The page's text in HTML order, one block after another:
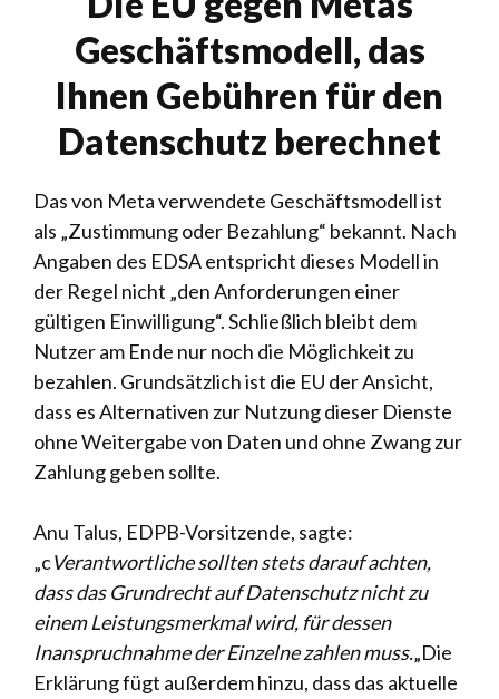
Geschäftsmodell, das
Ihnen Gebühren für den
Datenschutz berechnet
Das von Meta verwendete Geschäftsmodell ist
als „Zustimmung oder Bezahlung“ bekannt. Nach
Angaben des EDSA entspricht dieses Modell in
der Regel nicht „den Anforderungen einer
gültigen Einwilligung“. Schließlich bleibt dem
Nutzer am Ende nur noch die Möglichkeit zu
bezahlen. Grundsätzlich ist die EU der Ansicht,
dass es Alternativen zur Nutzung dieser Dienste
ohne Weitergabe von Daten und ohne Zwang zur
Zahlung geben sollte.
Anu Talus, EDPB-Vorsitzende, sagte:
„cVerantwortliche sollten stets darauf achten,
dass das Grundrecht auf Datenschutz nicht zu
einem Leistungsmerkmal wird, für dessen
Inanspruchnahme der Einzelne zahlen muss.„Die
Erklärung fügt außerdem hinzu, dass das aktuelle